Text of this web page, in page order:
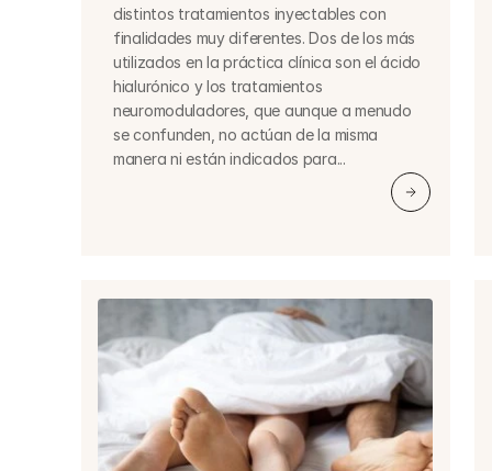
distintos tratamientos inyectables con
finalidades muy diferentes. Dos de los más
utilizados en la práctica clínica son el ácido
hialurónico y los tratamientos
neuromoduladores, que aunque a menudo
se confunden, no actúan de la misma
manera ni están indicados para...